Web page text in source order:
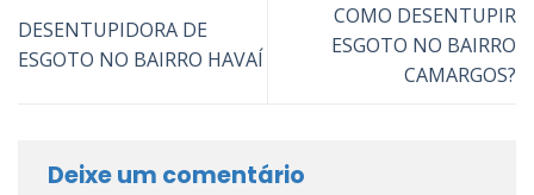
DESENTUPIDORA DE
ESGOTO NO BAIRRO HAVAÍ
COMO DESENTUPIR
ESGOTO NO BAIRRO
CAMARGOS?
Deixe um comentário